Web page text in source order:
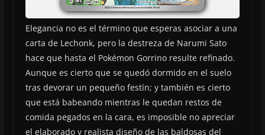
Elegancia no es el término que esperas asociar a una
carta de Lechonk, pero la destreza de Narumi Sato
hace que hasta el Pokémon Gorrino resulte refinado.
Aunque es cierto que se quedó dormido en el suelo
tras devorar un pequeño festín; y también es cierto
que está babeando mientras le quedan restos de
comida pegados en la cara, es imposible no apreciar
el elaborado y realista diseño de las baldosas del